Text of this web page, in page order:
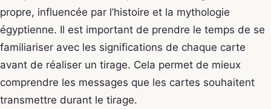
propre, influencée par l’histoire et la mythologie
égyptienne. Il est important de prendre le temps de se
familiariser avec les significations de chaque carte
avant de réaliser un tirage. Cela permet de mieux
comprendre les messages que les cartes souhaitent
transmettre durant le tirage.